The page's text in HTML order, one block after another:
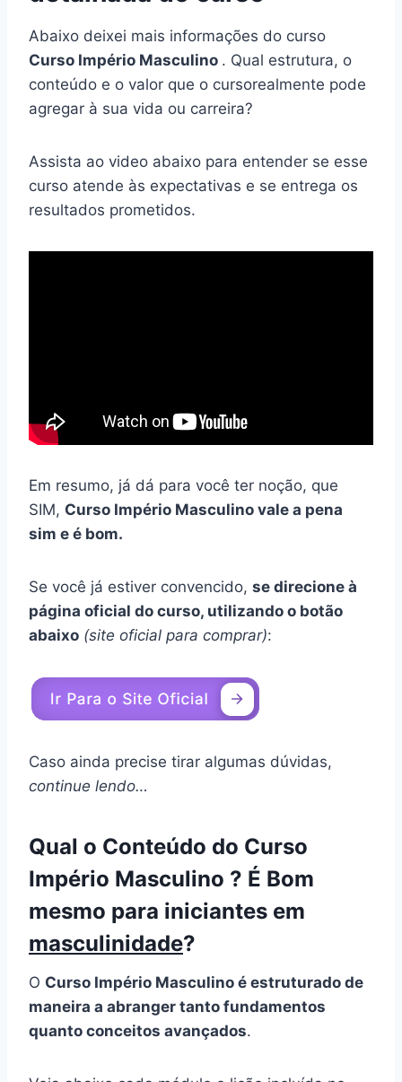
Abaixo deixei mais informações do curso
Curso Império Masculino . Qual estrutura, o
conteúdo e o valor que o cursorealmente pode
agregar à sua vida ou carreira?
Assista ao video abaixo para entender se esse
curso atende às expectativas e se entrega os
resultados prometidos.
Em resumo, já dá para você ter noção, que
SIM, Curso Império Masculino vale a pena
sim e é bom.
Se você já estiver convencido, se direcione à
página oficial do curso, utilizando o botão
abaixo (site oficial para comprar):
Caso ainda precise tirar algumas dúvidas,
continue lendo…
Qual o Conteúdo do Curso
Império Masculino ? É Bom
mesmo para iniciantes em
masculinidade?
O Curso Império Masculino é estruturado de
maneira a abranger tanto fundamentos
quanto conceitos avançados.